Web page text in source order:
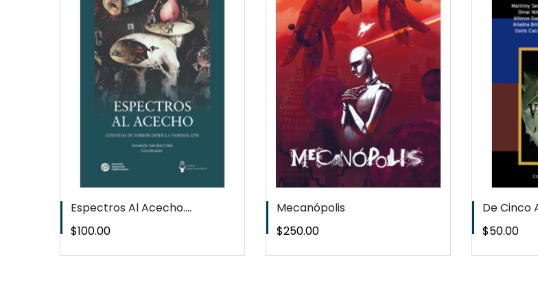
Espectros Al Acecho....
Precio
$100.00
QUICKVIEW
WISHLIST
Mecanópolis
Precio
$250.00
QUICKVIEW
WISHLIST
De Cinco
Precio
$50.00